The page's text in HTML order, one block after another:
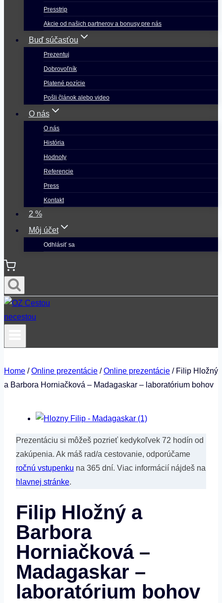
Presstrip
Akcie od našich partnerov a bonusy pre nás
Buď súčasťou
Prezentuj
Dobrovoľník
Platené pozície
Pošli článok alebo video
O nás
O nás
História
Hodnoty
Referencie
Press
Kontakt
2 %
Môj účet
Odhlásiť sa
Home / Online prezentácie / Online prezentácie / Filip Hložný
a Barbora Horniačková – Madagaskar –⁠⁠⁠⁠⁠⁠ laboratórium bohov
Prezentáciu si môžeš pozrieť kedykoľvek 72 hodín od
zakúpenia. Ak máš rad/a cestovanie, odporúčame
ročnú vstupenku na 365 dní. Viac informácií nájdeš na
hlavnej stránke.
Filip Hložný a
Barbora
Horniačková –
Madagaskar –⁠⁠⁠⁠⁠⁠
laboratórium bohov